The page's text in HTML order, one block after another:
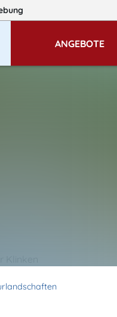
ANGEBOTE